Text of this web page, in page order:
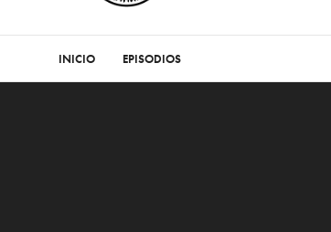
INICIO EPISODIOS